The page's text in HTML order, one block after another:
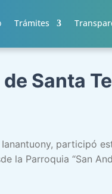
Trámites
Santa
participó
la Parroquia “San